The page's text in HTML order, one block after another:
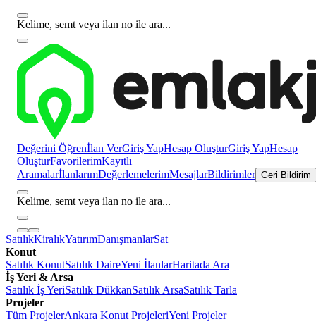
Kelime, semt veya ilan no ile ara...
Değerini Öğrenİlan VerGiriş YapHesap OluşturGiriş YapHesap
OluşturFavorilerimKayıtlı
AramalarİlanlarımDeğerlemelerimMesajlarBildirimler Geri Bildirim
Kelime, semt veya ilan no ile ara...
SatılıkKiralıkYatırımDanışmanlarSat
Konut
Satılık KonutSatılık DaireYeni İlanlarHaritada Ara
İş Yeri & Arsa
Satılık İş YeriSatılık DükkanSatılık ArsaSatılık Tarla
Projeler
Tüm ProjelerAnkara Konut ProjeleriYeni Projeler